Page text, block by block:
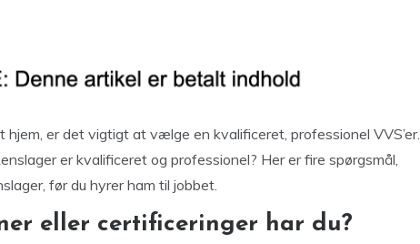
hjem, er det vigtigt at vælge en kvalificeret, professionel VVS’er.
er kvalificeret og professionel? Her er fire spørgsmål,
før du hyrer ham til jobbet.
eller certificeringer har du?